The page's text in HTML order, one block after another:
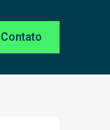
Contato